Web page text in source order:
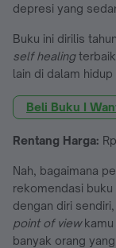
depresi yang
Buku ini dirilis
self healing
lain di dalam
Beli Buku I
Rentang Harga:
Nah, bagaimana
rekomendasi buku
dengan diri
point of view
banyak orang